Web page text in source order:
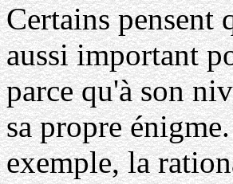
Certains
aussi important
parce qu'à son
sa propre
exemple, la